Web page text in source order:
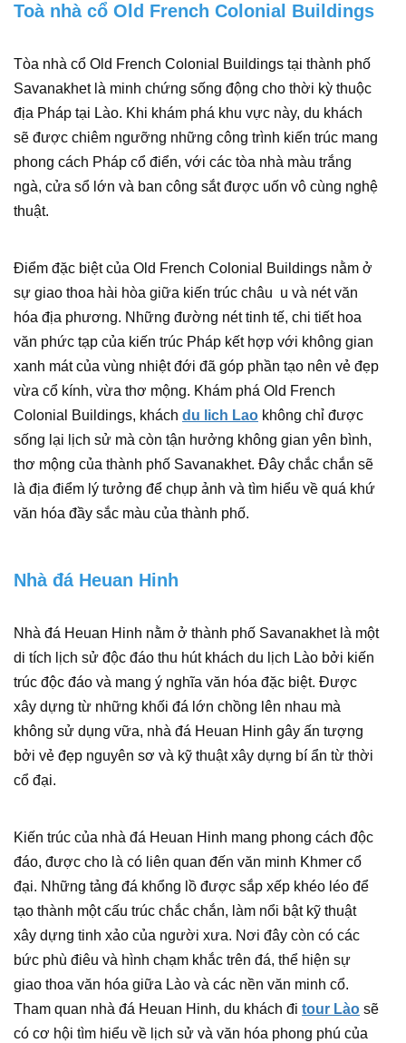
Toà nhà cổ Old French Colonial Buildings
Tòa nhà cổ Old French Colonial Buildings tại thành phố
Savanakhet là minh chứng sống động cho thời kỳ thuộc
địa Pháp tại Lào. Khi khám phá khu vực này, du khách
sẽ được chiêm ngưỡng những công trình kiến trúc mang
phong cách Pháp cổ điển, với các tòa nhà màu trắng
ngà, cửa sổ lớn và ban công sắt được uốn vô cùng nghệ
thuật.
Điểm đặc biệt của Old French Colonial Buildings nằm ở
sự giao thoa hài hòa giữa kiến trúc châu u và nét văn
hóa địa phương. Những đường nét tinh tế, chi tiết hoa
văn phức tạp của kiến trúc Pháp kết hợp với không gian
xanh mát của vùng nhiệt đới đã góp phần tạo nên vẻ đẹp
vừa cổ kính, vừa thơ mộng. Khám phá Old French
Colonial Buildings, khách du lich Lao không chỉ được
sống lại lịch sử mà còn tận hưởng không gian yên bình,
thơ mộng của thành phố Savanakhet. Đây chắc chắn sẽ
là địa điểm lý tưởng để chụp ảnh và tìm hiểu về quá khứ
văn hóa đầy sắc màu của thành phố.
Nhà đá Heuan Hinh
Nhà đá Heuan Hinh nằm ở thành phố Savanakhet là một
di tích lịch sử độc đáo thu hút khách du lịch Lào bởi kiến
trúc độc đáo và mang ý nghĩa văn hóa đặc biệt. Được
xây dựng từ những khối đá lớn chồng lên nhau mà
không sử dụng vữa, nhà đá Heuan Hinh gây ấn tượng
bởi vẻ đẹp nguyên sơ và kỹ thuật xây dựng bí ẩn từ thời
cổ đại.
Kiến trúc của nhà đá Heuan Hinh mang phong cách độc
đáo, được cho là có liên quan đến văn minh Khmer cổ
đại. Những tảng đá khổng lồ được sắp xếp khéo léo để
tạo thành một cấu trúc chắc chắn, làm nổi bật kỹ thuật
xây dựng tinh xảo của người xưa. Nơi đây còn có các
bức phù điêu và hình chạm khắc trên đá, thể hiện sự
giao thoa văn hóa giữa Lào và các nền văn minh cổ.
Tham quan nhà đá Heuan Hinh, du khách đi tour Lào sẽ
có cơ hội tìm hiểu về lịch sử và văn hóa phong phú của